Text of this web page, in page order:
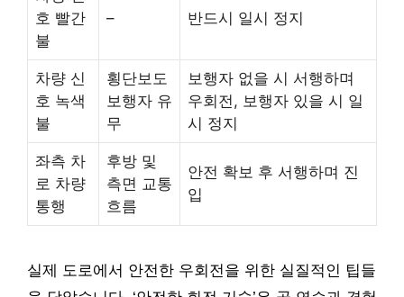
호 빨간
불
– 반드시 일시 정지
차량 신
호 녹색
불
횡단보도
보행자 유
무
보행자 없을 시 서행하며
우회전, 보행자 있을 시 일
시 정지
좌측 차
로 차량
통행
후방 및
측면 교통
흐름
안전 확보 후 서행하며 진
입
실제 도로에서 안전한 우회전을 위한 실질적인 팁들